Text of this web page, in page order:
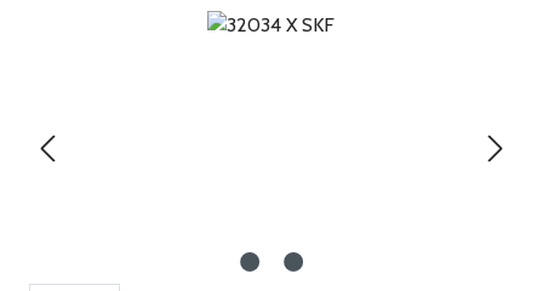
Bildergalerie überspringen